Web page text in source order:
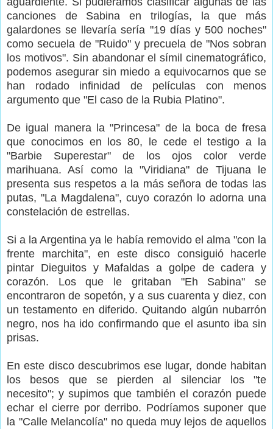
canciones de Sabina en trilogías, la que más
galardones se llevaría sería "19 días y 500 noches"
como secuela de "Ruido" y precuela de "Nos sobran
los motivos". Sin abandonar el símil cinematográfico,
podemos asegurar sin miedo a equivocarnos que se
han rodado infinidad de películas con menos
argumento que "El caso de la Rubia Platino".
De igual manera la "Princesa" de la boca de fresa
que conocimos en los 80, le cede el testigo a la
"Barbie Superestar" de los ojos color verde
marihuana. Así como la "Viridiana" de Tijuana le
presenta sus respetos a la más señora de todas las
putas, "La Magdalena", cuyo corazón lo adorna una
constelación de estrellas.
Si a la Argentina ya le había removido el alma "con la
frente marchita", en este disco consiguió hacerle
pintar Dieguitos y Mafaldas a golpe de cadera y
corazón. Los que le gritaban "Eh Sabina" se
encontraron de sopetón, y a sus cuarenta y diez, con
un testamento en diferido. Quitando algún nubarrón
negro, nos ha ido confirmando que el asunto iba sin
prisas.
En este disco descubrimos ese lugar, donde habitan
los besos que se pierden al silenciar los "te
necesito"; y supimos que también el corazón puede
echar el cierre por derribo. Podríamos suponer que
la "Calle Melancolía" no queda muy lejos de aquellos